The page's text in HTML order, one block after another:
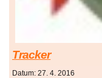
Tracker
Datum: 27. 4. 2016